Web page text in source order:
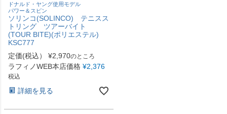
ドナルド・ヤング使用モデル
パワー＆スピン
ソリンコ(SOLINCO) テニスス
トリング ツアーバイト
(TOUR BITE)(ポリエステル)
KSC777
定価(税込）
¥2,970のところ
ラフィノWEB本店価格 ¥2,376
税込
詳細を見る